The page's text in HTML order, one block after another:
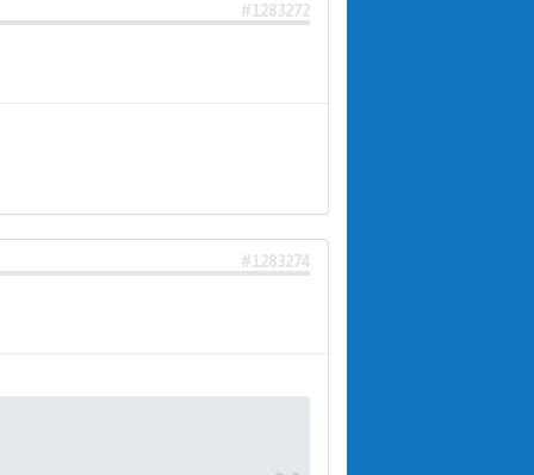
#1283272
#1283274